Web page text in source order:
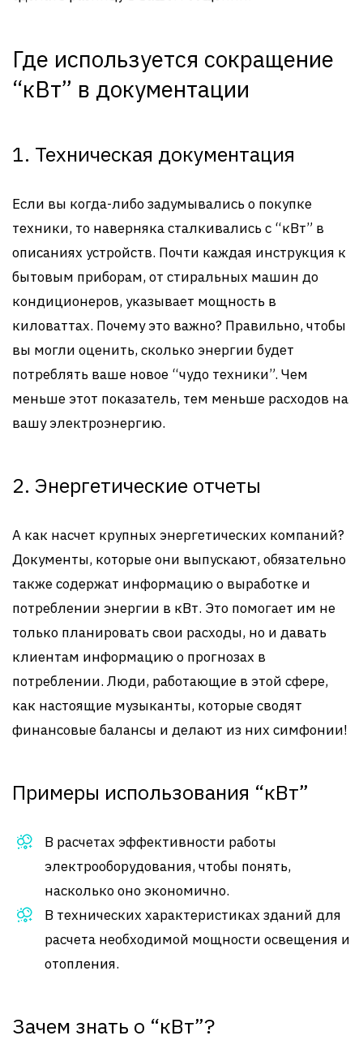
Где используется сокращение
“кВт” в документации
1. Техническая документация
Если вы когда-либо задумывались о покупке
техники, то наверняка сталкивались с “кВт” в
описаниях устройств. Почти каждая инструкция к
бытовым приборам, от стиральных машин до
кондиционеров, указывает мощность в
киловаттах. Почему это важно? Правильно, чтобы
вы могли оценить, сколько энергии будет
потреблять ваше новое “чудо техники”. Чем
меньше этот показатель, тем меньше расходов на
вашу электроэнергию.
2. Энергетические отчеты
А как насчет крупных энергетических компаний?
Документы, которые они выпускают, обязательно
также содержат информацию о выработке и
потреблении энергии в кВт. Это помогает им не
только планировать свои расходы, но и давать
клиентам информацию о прогнозах в
потреблении. Люди, работающие в этой сфере,
как настоящие музыканты, которые сводят
финансовые балансы и делают из них симфонии!
Примеры использования “кВт”
В расчетах эффективности работы
электрооборудования, чтобы понять,
насколько оно экономично.
В технических характеристиках зданий для
расчета необходимой мощности освещения и
отопления.
Зачем знать о “кВт”?